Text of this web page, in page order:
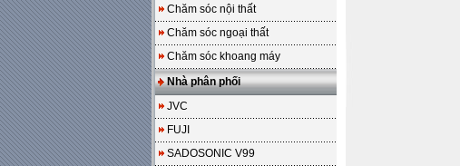
Chăm sóc nội thất
Chăm sóc ngoại thất
Chăm sóc khoang máy
Nhà phân phối
JVC
FUJI
SADOSONIC V99